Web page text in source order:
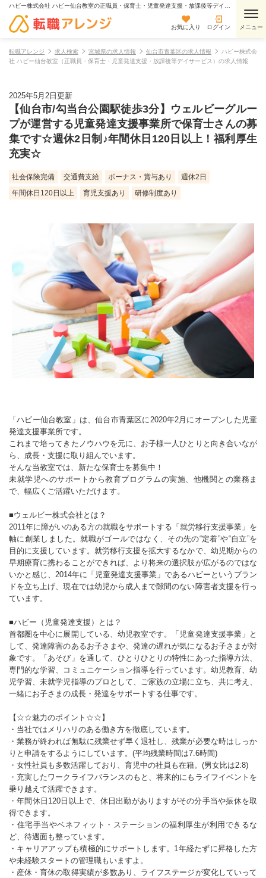
お気に入り ログイン
転職アレンジ 求人検索 宮城県の求人情報 仙台市青葉区の求人情報
ハビー株式会
社 ハビー仙台教室（正職員・保育士・児童発達支援・放課後等デイサービス）の求人情報
2025年5月2日更新
【仙台市/勾当台公園駅徒歩3分】ウェルビーグルー
プが運営する児童発達支援事業所で保育士さんの募
集です☆週休2日制♪年間休日120日以上！福利厚生
充実☆
社会保険完備 交通費支給 ボーナス・賞与あり
週休2日
年間休日120日以上
育児支援あり 研修制度あり
「ハビー仙台教室」は、仙台市青葉区に2020年2月にオープンした児童
発達支援事業所です。
これまで培ってきたノウハウを元に、お子様一人ひとりと向き合いなが
ら、成長・支援に取り組んでいます。
そんな当教室では、新たな保育士を募集中！
未就学児へのサポートから教育プログラムの実施、他機関との業務ま
で、幅広くご活躍いただけます。
■ウェルビー株式会社とは？
2011年に障がいのある方の就職をサポートする「就労移行支援事業」を
軸に創業しました。就職がゴールではなく、その先の“定着”や“自立”を
目的に支援しています。就労移行支援を拡大するなかで、幼児期からの
早期療育に携わることができれば、より将来の選択肢が広がるのではな
いかと感じ、2014年に「児童発達支援事業」であるハビーというブラン
ドを立ち上げ、現在では幼児から成人まで隙間のない障害者支援を行っ
ています。
■ハビー（児童発達支援）とは？
首都圏を中心に展開している、幼児教室です。「児童発達支援事業」と
して、発達障害のあるお子さまや、発達の遅れが気になるお子さまが対
象です。「あそび」を通して、ひとりひとりの特性にあった指導方法、
専門的な学習、コミュニケーション指導を行っています。幼児教育、幼
児学習、未就学児指導のプロとして、ご家族の立場に立ち、共に考え、
一緒にお子さまの成長・発達をサポートする仕事です。
【☆☆魅力のポイント☆☆】
・当社ではメリハリのある働き方を徹底しています。
・業務が終われば無駄に残業せず早く退社し、残業が必要な時はしっか
りと申請をするようにしています。(平均残業時間は7.6時間)
・女性社員も多数活躍しており、育児中の社員も在籍。(男女比は2:8)
・充実したワークライフバランスのもと、将来的にもライフイベントを
乗り越えて活躍できます。
・年間休日120日以上で、休日出勤がありますがその分手当や振休を取
得できます。
・住宅手当やベネフィット・ステーションの福利厚生が利用できるな
ど、待遇面も整っています。
・キャリアアップも積極的にサポートします。1年経たずに昇格した方
や未経験スタートの管理職もいますよ。
・産休・育休の取得実績が多数あり、ライフステージが変化していって